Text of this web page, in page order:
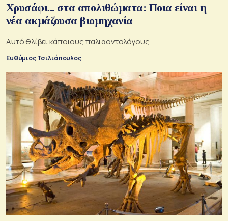
Χρυσάφι... στα απολιθώματα: Ποια είναι η
νέα ακμάζουσα βιομηχανία
Αυτό θλίβει κάποιους παλιαοντολόγους
Ευθύμιος Τσιλιόπουλος